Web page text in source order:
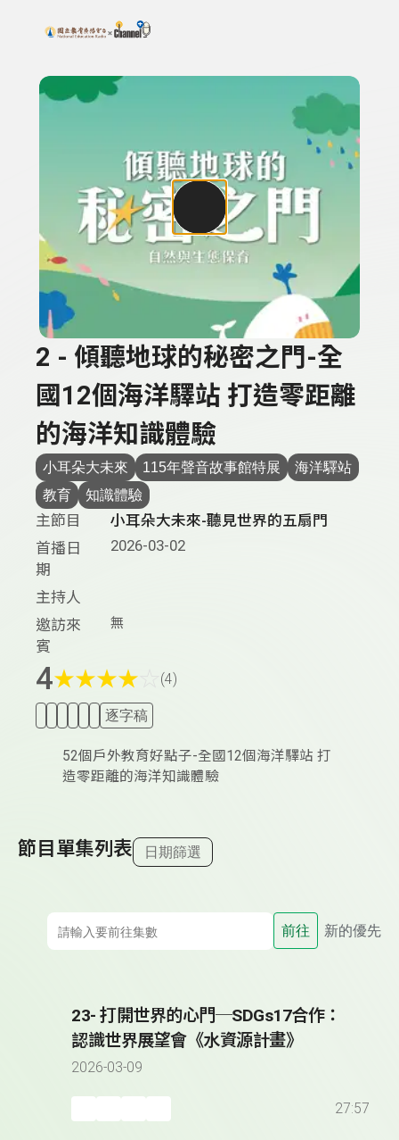
上方功能區塊
搜尋關鍵字：可輸入節目名稱、主持人或關鍵字
2 - 傾聽地球的秘密之門-全
國12個海洋驛站 打造零距離
的海洋知識體驗
小耳朵大未來 115年聲音故事館特展
海洋驛站
教育
知識體驗
主節目
小耳朵大未來-聽見世界的五扇門
首播日
期
2026-03-02
主持人
邀訪來
賓
無
4★★★★ (4)
逐字稿
52個戶外教育好點子-全國12個海洋驛站 打
造零距離的海洋知識體驗
節目單集列表 日期篩選
前往 新的優先
23- 打開世界的心門─SDGs17合作：
認識世界展望會《水資源計畫》
2026-03-09
27:57